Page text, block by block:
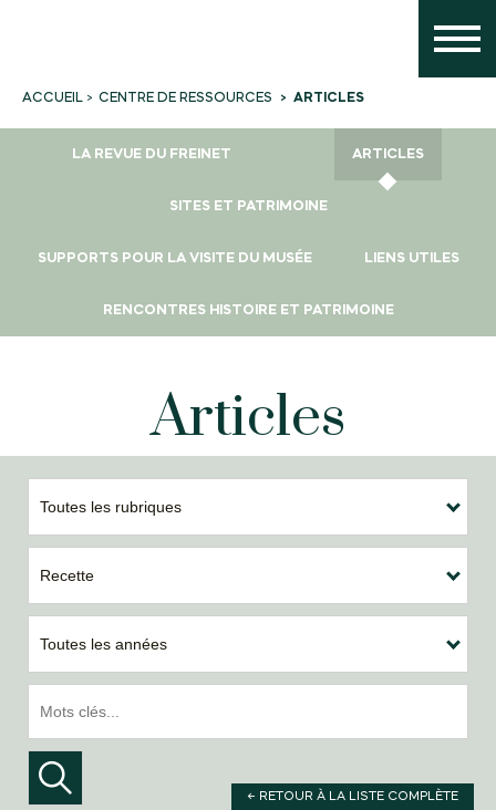
ACCUEIL CENTRE DE RESSOURCES ARTICLES
LA REVUE DU FREINET ARTICLES
SITES ET PATRIMOINE
SUPPORTS POUR LA VISITE DU MUSÉE LIENS UTILES
RENCONTRES HISTOIRE ET PATRIMOINE
Articles
Toutes les rubriques
Recette
Toutes les années
← RETOUR À LA LISTE COMPLÈTE